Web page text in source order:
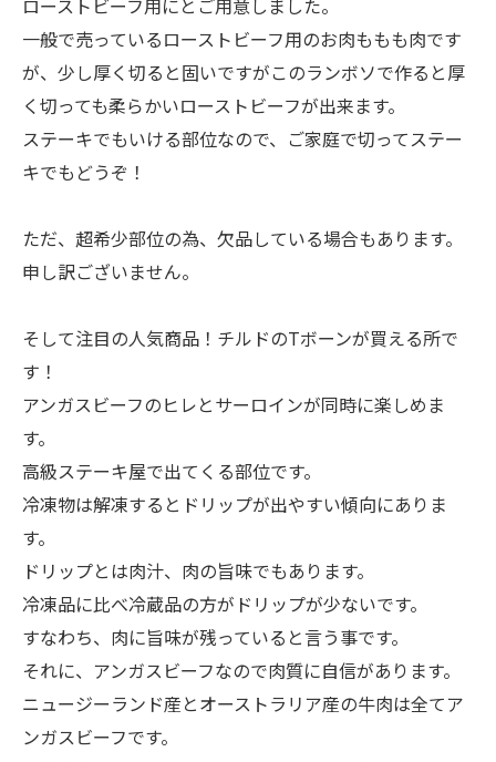
ローストビーフ用にとご用意しました。
一般で売っているローストビーフ用のお肉ももも肉です
が、少し厚く切ると固いですがこのランボソで作ると厚
く切っても柔らかいローストビーフが出来ます。
ステーキでもいける部位なので、ご家庭で切ってステー
キでもどうぞ！
ただ、超希少部位の為、欠品している場合もあります。
申し訳ございません。
そして注目の人気商品！チルドのTボーンが買える所で
す！
アンガスビーフのヒレとサーロインが同時に楽しめま
す。
高級ステーキ屋で出てくる部位です。
冷凍物は解凍するとドリップが出やすい傾向にありま
す。
ドリップとは肉汁、肉の旨味でもあります。
冷凍品に比べ冷蔵品の方がドリップが少ないです。
すなわち、肉に旨味が残っていると言う事です。
それに、アンガスビーフなので肉質に自信があります。
ニュージーランド産とオーストラリア産の牛肉は全てア
ンガスビーフです。